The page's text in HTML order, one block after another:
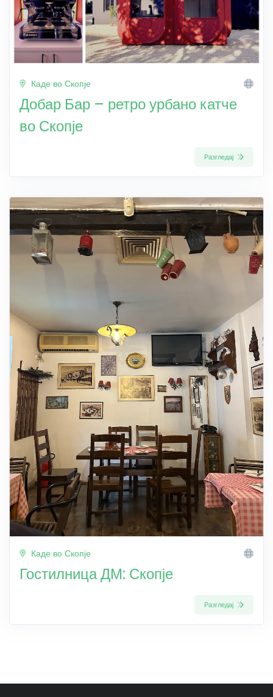
Каде во Скопје
Добар Бар – ретро урбано катче
во Скопје
Разгледај
Каде во Скопје
Гостилница ДМ: Скопје
Разгледај